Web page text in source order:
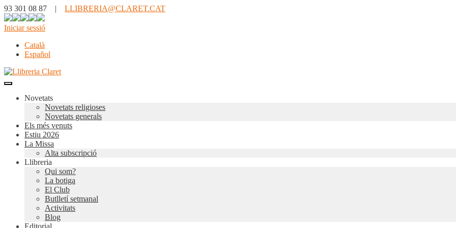
93 301 08 87 | LLIBRERIA@CLARET.CAT
Iniciar sessió
Català
Español
Novetats
Novetats religioses
Novetats generals
Els més venuts
Estiu 2026
La Missa
Alta subscripció
Llibreria
Qui som?
La botiga
El Club
Butlletí setmanal
Activitats
Blog
Editorial